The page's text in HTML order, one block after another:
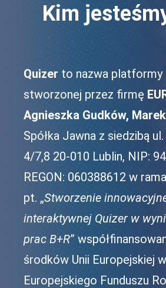
Kim
Quizer to nazwa platformy
stworzonej przez firmę
Agnieszka Gudków,
Spółka Jawna z siedzibą
4/7,8 20-010 Lublin, NIP:
REGON: 060388612 w
pt. „Stworzenie
interaktywnej Quizer w
prac B+R”
środków Unii Europejskiej
Europejskiego Funduszu